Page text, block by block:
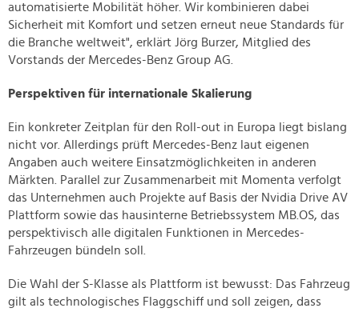
automatisierte Mobilität höher. Wir kombinieren dabei
Sicherheit mit Komfort und setzen erneut neue Standards für
die Branche weltweit", erklärt Jörg Burzer, Mitglied des
Vorstands der Mercedes-Benz Group AG.
Perspektiven für internationale Skalierung
Ein konkreter Zeitplan für den Roll-out in Europa liegt bislang
nicht vor. Allerdings prüft Mercedes-Benz laut eigenen
Angaben auch weitere Einsatzmöglichkeiten in anderen
Märkten. Parallel zur Zusammenarbeit mit Momenta verfolgt
das Unternehmen auch Projekte auf Basis der Nvidia Drive AV
Plattform sowie das hausinterne Betriebssystem MB.OS, das
perspektivisch alle digitalen Funktionen in Mercedes-
Fahrzeugen bündeln soll.
Die Wahl der S-Klasse als Plattform ist bewusst: Das Fahrzeug
gilt als technologisches Flaggschiff und soll zeigen, dass